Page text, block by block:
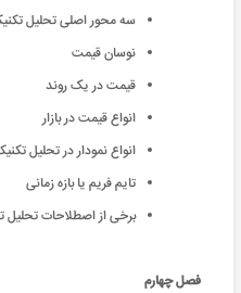
سه محور اصلی تحلیل
نوسان قیمت
قیمت در یک روند
انواع قیمت در بازار
انواع نمودار در تحلیل
تایم فریم یا بازه زمانی
برخی از اصطلاحات تحلیل
فصل چهارم